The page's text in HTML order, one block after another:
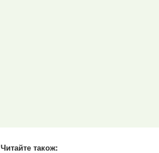
Читайте також: